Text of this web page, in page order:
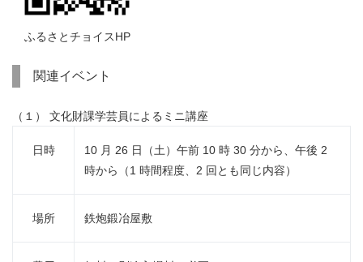
ふるさとチョイスHP
関連イベント
（１） 文化財課学芸員によるミニ講座
日時
10 月 26 日（土）午前 10 時 30 分から、午後 2
時から（1 時間程度、2 回とも同じ内容）
場所 鉄炮鍛冶屋敷